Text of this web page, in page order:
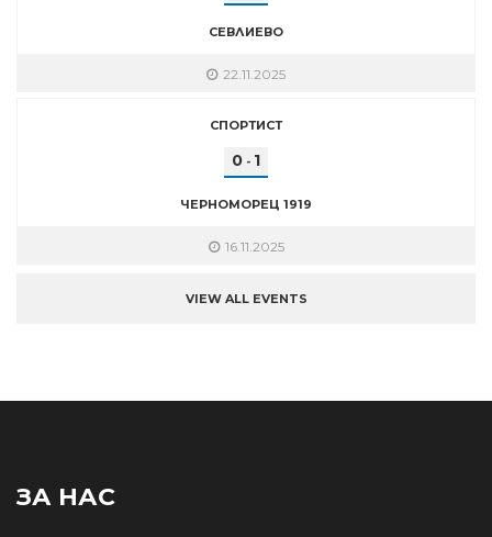
СЕВЛИЕВО
22.11.2025
СПОРТИСТ
0 - 1
ЧЕРНОМОРЕЦ 1919
16.11.2025
VIEW ALL EVENTS
ЗА НАС